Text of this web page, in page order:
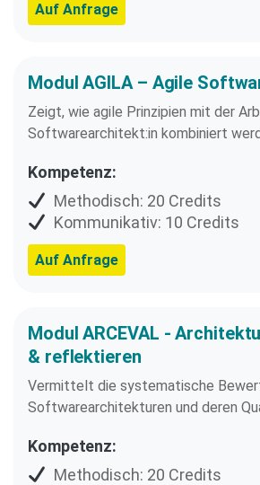
Auf Anfrage
Modul AGILA – Agile
Zeigt, wie agile Prinzipien mit der
Softwarearchitekt:in kombiniert
Kompetenz:
Methodisch: 20 Credits
Kommunikativ: 10 Credits
Auf Anfrage
Modul ARCEVAL -
& reflektieren
Vermittelt die systematische
Softwarearchitekturen und deren
Kompetenz:
Methodisch: 20 Credits